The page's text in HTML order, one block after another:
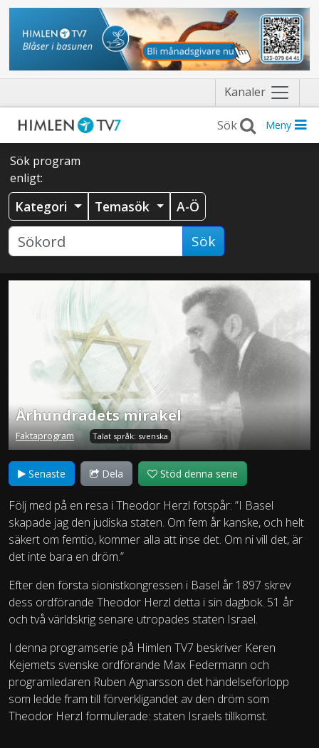
Kanaler Näytä
valikko
Meny
Sök program
enligt:
Kategori Temasök A-Ö
Sök
Århundradets mirakel
Faktaprogram Talat språk: svenska
Senaste Dela Stöd denna serie
Följ med på en resa i Theodor Herzl fotspår: ”I Basel
skapade jag den judiska staten. Om fem år kanske, och helt
säkert om femtio, kommer alla att inse det. Om ni vill det, är
det inte bara en dröm.”
Efter den första sionistkongressen i Basel år 1897 skrev
dess ordförande Theodor Herzl detta i sin dagbok. 51 år
och två världskrig senare utropades staten Israel.
I denna programserie på Himlen TV7 beskriver Keren
Kejemets svenske ordförande Max Federmann och
programledaren Ruben Agnarsson det händelseförlopp
som ledde fram till förverkligandet av den dröm som
Theodor Herzl formulerade: staten Israels tillkomst.